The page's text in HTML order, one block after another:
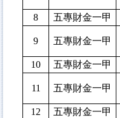
8 五專財金一甲
9 五專財金一甲
10 五專財金一甲
11 五專財金一甲
12 五專財金一甲